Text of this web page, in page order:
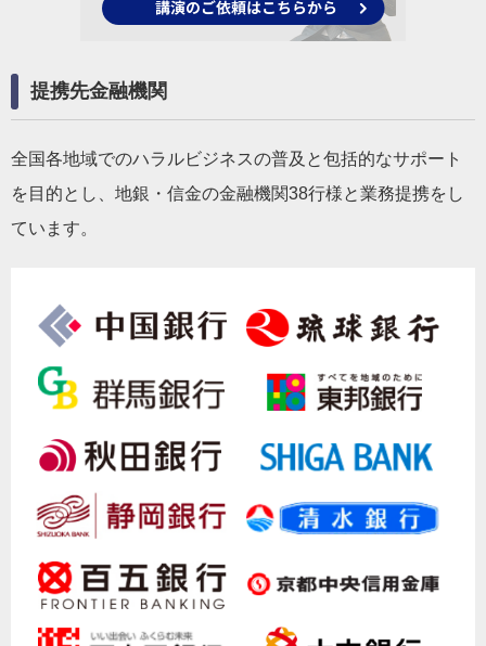
提携先金融機関
全国各地域でのハラルビジネスの普及と包括的なサポート
を目的とし、地銀・信金の金融機関38行様と業務提携をし
ています。